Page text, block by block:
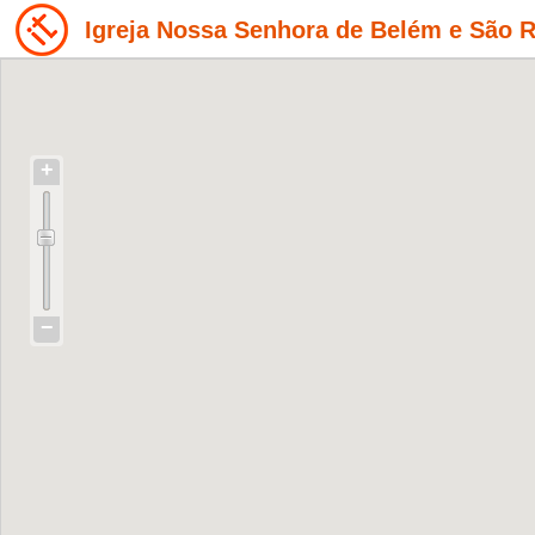
Igreja Nossa Senhora de Belém e São
+
−